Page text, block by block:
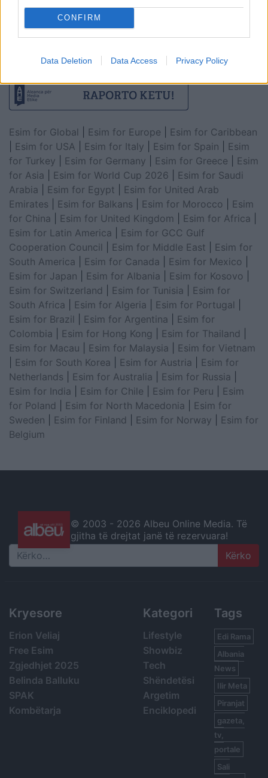
CONFIRM
Data Deletion Data Access Privacy Policy
Esim for Global Esim for Europe
Esim for Caribbean
Esim for USA Esim for Italy Esim for Spain
Esim
for Turkey
Esim for Germany Esim for Greece
Esim
for Asia
Esim for World Cup 2026
Esim for Saudi
Arabia
Esim for Egypt
Esim for United Arab
Emirates
Esim for Balkans Esim for Morocco
Esim
for China
Esim for United Kingdom Esim for Africa
Esim for Latin America
Esim for GCC Gulf
Cooperation Council
Esim for Middle East
Esim for
South America
Esim for Canada Esim for Mexico
Esim for Japan
Esim for Albania Esim for Kosovo
Esim for Switzerland
Esim for Tunisia
Esim for
South Africa
Esim for Algeria Esim for Portugal
Esim for Brazil
Esim for Argentina
Esim for
Colombia
Esim for Hong Kong Esim for Thailand
Esim for Macau
Esim for Malaysia
Esim for Vietnam
Esim for South Korea Esim for Austria
Esim for
Netherlands
Esim for Australia Esim for Russia
Esim for India
Esim for Chile Esim for Peru
Esim
for Poland
Esim for North Macedonia
Esim for
Sweden
Esim for Finland Esim for Norway
Esim for
Belgium
© 2003 - 2026 Albeu Online Media. Të
gjitha të drejtat janë të rezervuara!
Search
Kryesore
Erion Veliaj
Free Esim
Zgjedhjet 2025
Belinda Balluku
SPAK
Kombëtarja
Kategori
Lifestyle
Showbiz
Tech
Shëndetësi
Argetim
Enciklopedi
Tags
Edi Rama
Albania
News
Ilir Meta
Piranjat
gazeta,
tv,
portale
Sali